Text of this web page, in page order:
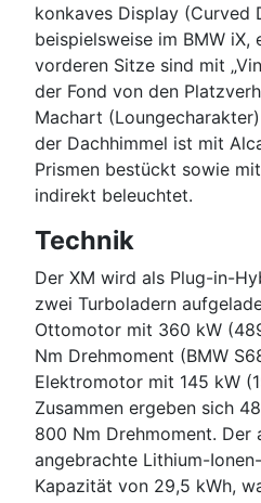
konkaves Display (Curved
beispielsweise im BMW iX,
vorderen Sitze sind mit
der Fond von den
Machart
der Dachhimmel ist mit
Prismen bestückt sowie
indirekt beleuchtet.
Technik
Der XM wird als Plug-in-
zwei Turboladern
Ottomotor mit 360 kW
Nm Drehmoment (BMW
Elektromotor mit 145 kW
Zusammen ergeben sich
800 Nm Drehmoment. Der
angebrachte Lithium-
Kapazität von 29,5 kWh,